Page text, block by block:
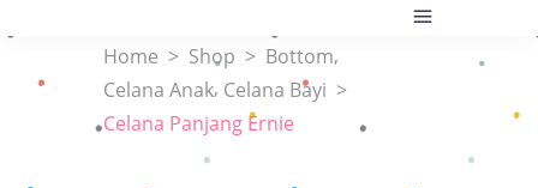
Home > Shop > Bottom,
Celana Anak, Celana Bayi >
Celana Panjang Ernie